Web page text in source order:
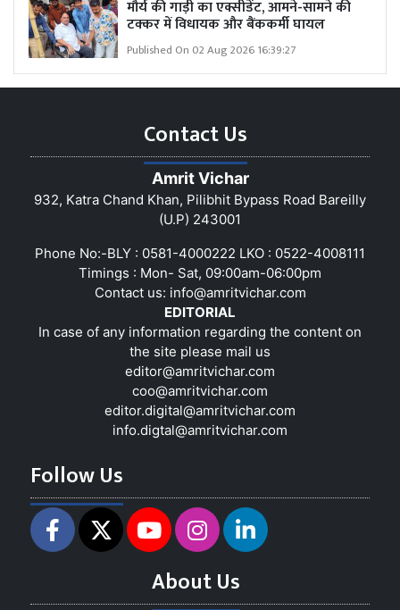
मौर्य की गाड़ी का एक्सीडेंट, आमने-सामने की
टक्कर में विधायक और बैंककर्मी घायल
Published On 02 Aug 2026 16:39:27
Contact Us
Amrit Vichar
932, Katra Chand Khan, Pilibhit Bypass Road Bareilly
(U.P) 243001
Phone No:-BLY : 0581-4000222 LKO : 0522-4008111
Timings : Mon- Sat, 09:00am-06:00pm
Contact us: info@amritvichar.com
EDITORIAL
In case of any information regarding the content on
the site please mail us
editor@amritvichar.com
coo@amritvichar.com
editor.digital@amritvichar.com
info.digtal@amritvichar.com
Follow Us
About Us